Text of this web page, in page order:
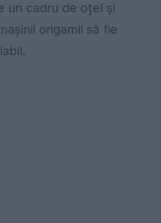
un cadru de oțel și
origamii să fie